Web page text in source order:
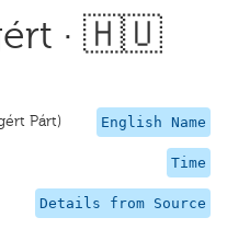
· 🇭🇺
English Name
Párt)
Time
Details from Source